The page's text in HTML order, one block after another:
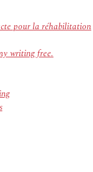
pour la réhabilitation
writing free.